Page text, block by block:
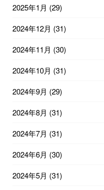
2025年1月 (29)
2024年12月 (31)
2024年11月 (30)
2024年10月 (31)
2024年9月 (29)
2024年8月 (31)
2024年7月 (31)
2024年6月 (30)
2024年5月 (31)